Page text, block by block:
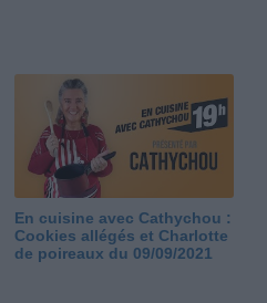
En cuisine avec Cathychou :
Cookies allégés et Charlotte
de poireaux du 09/09/2021